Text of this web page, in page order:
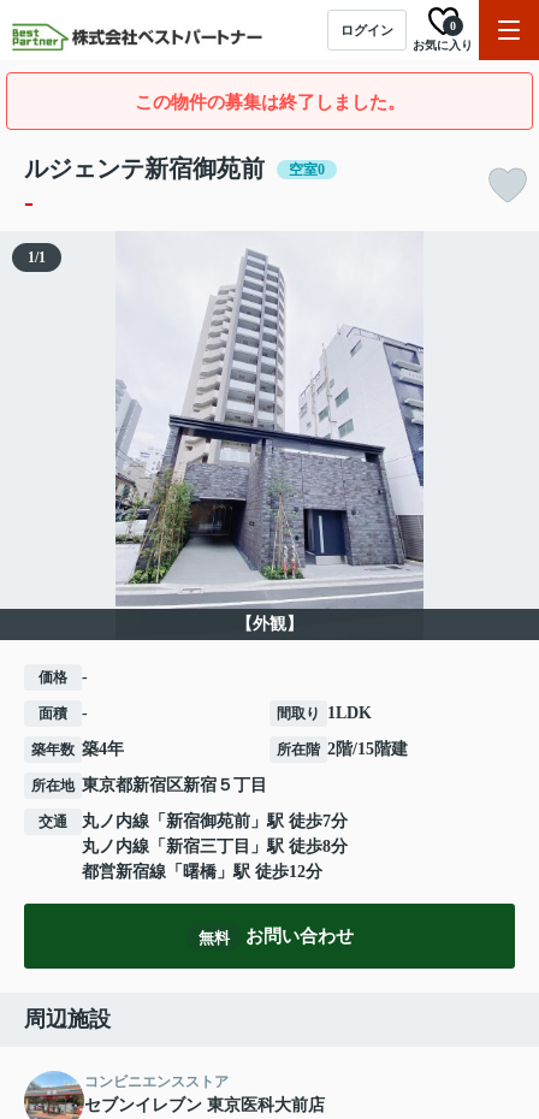
ログイン
お気に入り
0
この物件の募集は終了しました。
ルジェンテ新宿御苑前 空室0
-
【外観】
1/1
価格 -
面積 - 間取り 1LDK
築年数 築4年 所在階 2階/15階建
所在地 東京都新宿区新宿 ５丁目
交通 丸ノ内線 「 新宿御苑前 」駅 徒歩7分
丸ノ内線 「 新宿三丁目 」駅 徒歩8分
都営新宿線 「 曙橋 」駅 徒歩12分
無料 お問い合わせ
周辺施設
コンビニエンスストア
セブンイレブン 東京医科大前店